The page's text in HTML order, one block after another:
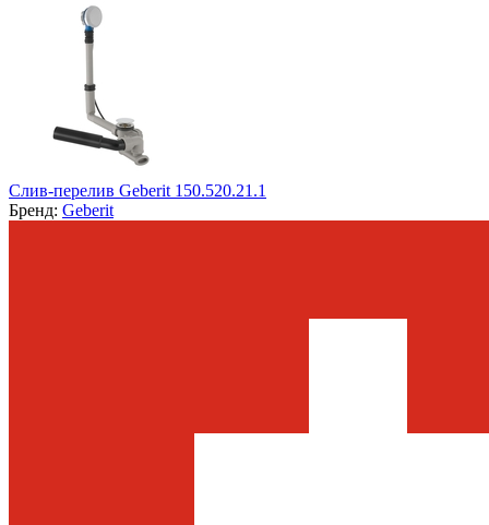
Слив-перелив Geberit 150.520.21.1
Бренд: Geberit